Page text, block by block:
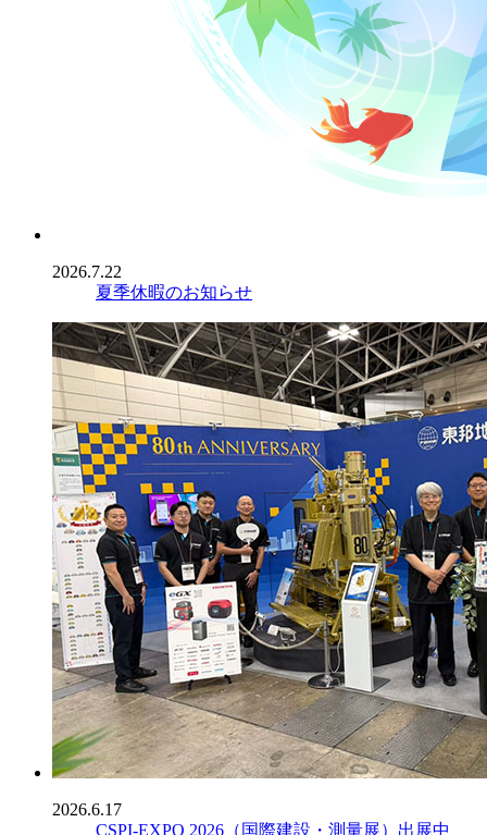
2026.7.22
夏季休暇のお知らせ
2026.6.17
CSPI-EXPO 2026（国際建設・測量展）出展中